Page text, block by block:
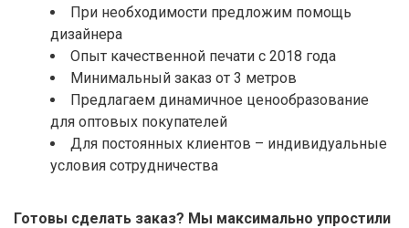
При необходимости предложим помощь
дизайнера
Опыт качественной печати с 2018 года
Минимальный заказ от 3 метров
Предлагаем динамичное ценообразование
для оптовых покупателей
Для постоянных клиентов – индивидуальные
условия сотрудничества
Готовы сделать заказ? Мы максимально упростили